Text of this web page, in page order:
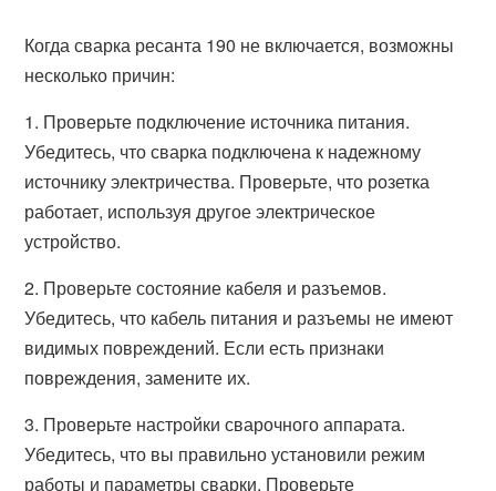
Когда сварка ресанта 190 не включается, возможны
несколько причин:
1. Проверьте подключение источника питания.
Убедитесь, что сварка подключена к надежному
источнику электричества. Проверьте, что розетка
работает, используя другое электрическое
устройство.
2. Проверьте состояние кабеля и разъемов.
Убедитесь, что кабель питания и разъемы не имеют
видимых повреждений. Если есть признаки
повреждения, замените их.
3. Проверьте настройки сварочного аппарата.
Убедитесь, что вы правильно установили режим
работы и параметры сварки. Проверьте